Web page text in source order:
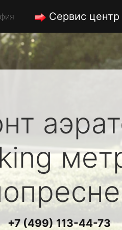
Сервис
+7 (499) 113-44-73